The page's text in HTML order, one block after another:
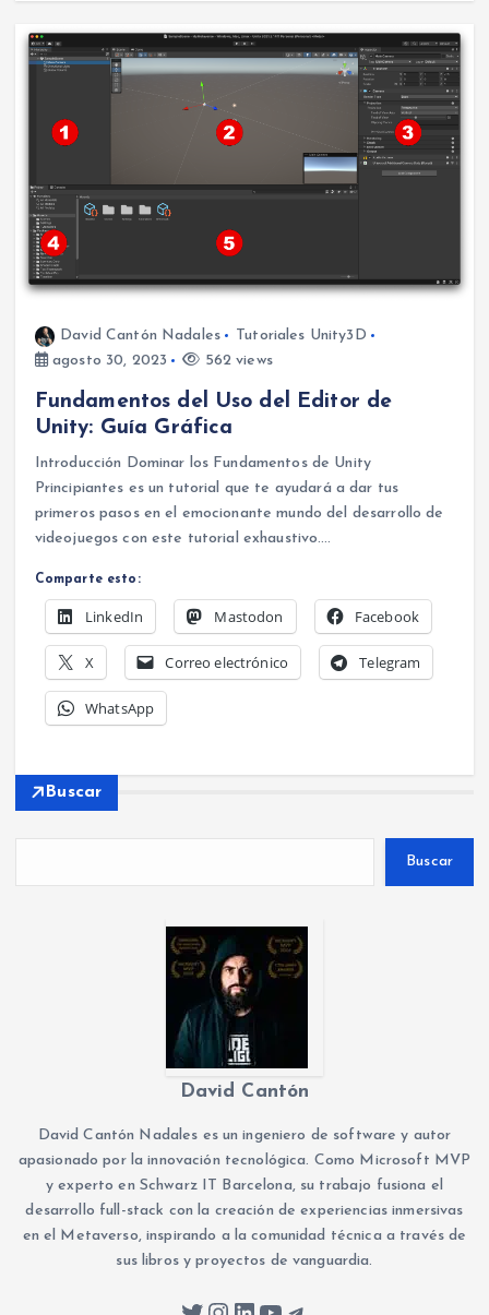
David Cantón Nadales
Tutoriales Unity3D
agosto 30, 2023
562 views
Fundamentos del Uso del Editor de
Unity: Guía Gráfica
Introducción Dominar los Fundamentos de Unity
Principiantes es un tutorial que te ayudará a dar tus
primeros pasos en el emocionante mundo del desarrollo de
videojuegos con este tutorial exhaustivo.…
Comparte esto:
LinkedIn Mastodon Facebook
X Correo electrónico Telegram
WhatsApp
Buscar
Buscar
David Cantón
David Cantón Nadales es un ingeniero de software y autor
apasionado por la innovación tecnológica. Como Microsoft MVP
y experto en Schwarz IT Barcelona, su trabajo fusiona el
desarrollo full-stack con la creación de experiencias inmersivas
en el Metaverso, inspirando a la comunidad técnica a través de
sus libros y proyectos de vanguardia.